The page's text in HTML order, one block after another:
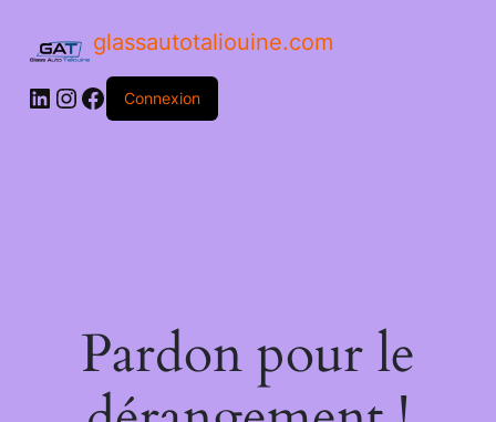
glassautotaliouine.com
Connexion
Pardon pour le